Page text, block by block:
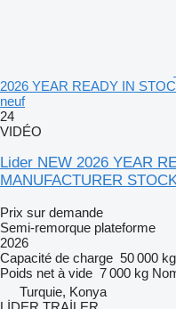
2026 YEAR READY IN
neuf
24
VIDÉO
Lider NEW 2026 YEAR
MANUFACTURER
Prix sur demande
Semi-remorque plateforme
2026
Capacité de charge 50 000 kg
Poids net à vide 7 000 kg
Turquie, Konya